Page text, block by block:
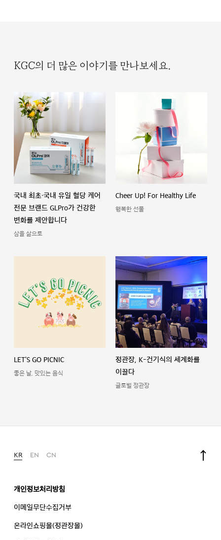
KGC의 더 많은 이야기를 만나보세요.
국내 최초·국내 유일 혈당 케어
전문 브랜드 GLPro가 건강한
변화를 제안합니다
삼을 삶으로
Cheer Up! For Healthy Life
행복한 선물
LET'S GO PICNIC
좋은 날, 맛있는 음식
정관장, K-건기식의 세계화를
이끌다
글로벌 정관장
KR EN CN
개인정보처리방침
이메일무단수집거부
온라인쇼핑몰(정관장몰)